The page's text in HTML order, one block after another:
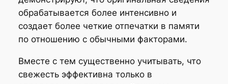
обрабатывается более интенсивно и
создает более четкие отпечатки в памяти
по отношению с обычными факторами.
Вместе с тем существенно учитывать, что
свежесть эффективна только в